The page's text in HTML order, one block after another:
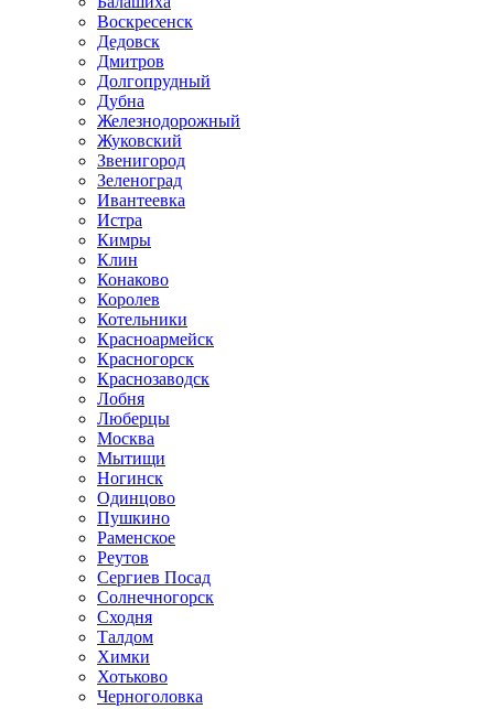
Воскресенск
Дедовск
Дмитров
Долгопрудный
Дубна
Железнодорожный
Жуковский
Звенигород
Зеленоград
Ивантеевка
Истра
Кимры
Клин
Конаково
Королев
Котельники
Красноармейск
Красногорск
Краснозаводск
Лобня
Люберцы
Москва
Мытищи
Ногинск
Одинцово
Пушкино
Раменское
Реутов
Сергиев Посад
Солнечногорск
Сходня
Талдом
Химки
Хотьково
Черноголовка